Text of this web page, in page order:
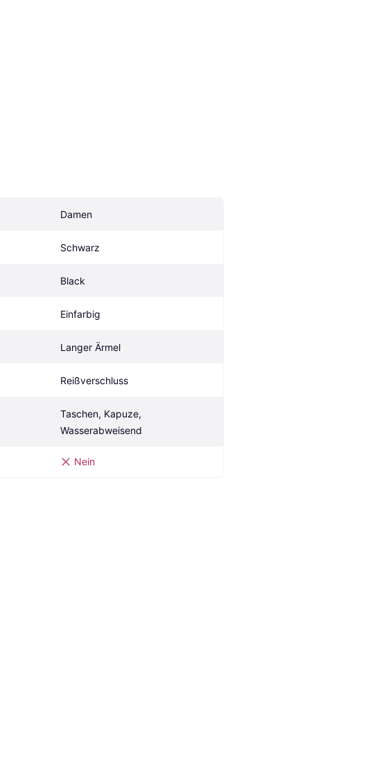
Damen
Schwarz
Black
Einfarbig
Langer Ärmel
Reißverschluss
Taschen, Kapuze,
Wasserabweisend
Nein